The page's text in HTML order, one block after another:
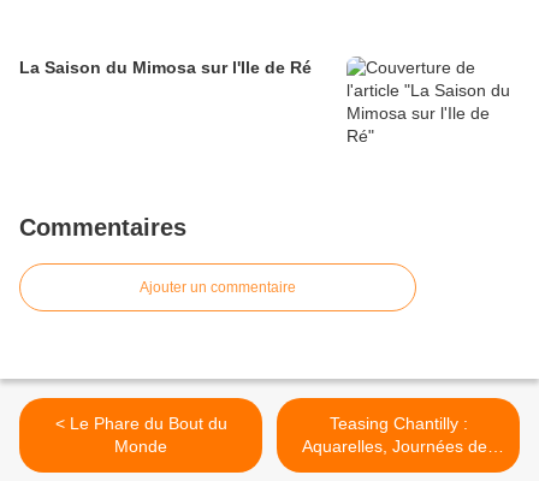
La Saison du Mimosa sur l'Ile de Ré
Commentaires
Ajouter un commentaire
< Le Phare du Bout du
Monde
Teasing Chantilly :
Aquarelles, Journées des
Plantes et Polo Club >